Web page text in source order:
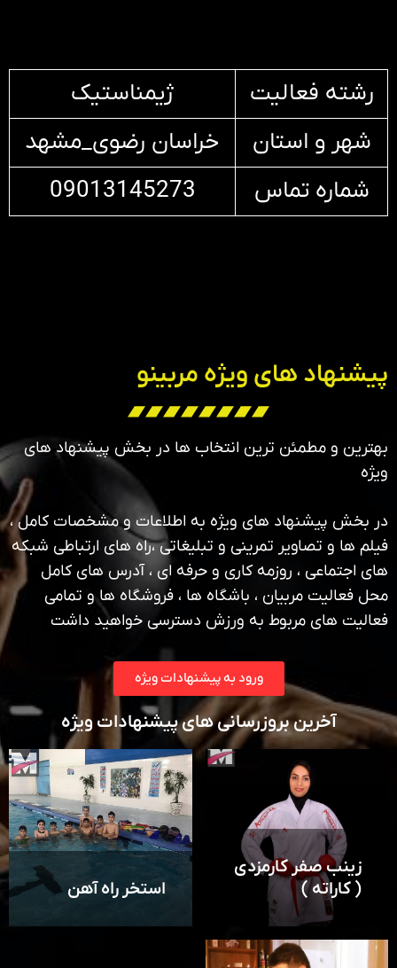
رشته فعالیت
ژیمناستیک
شهر و استان
خراسان رضوی_مشهد
شماره تماس
09013145273
پیشنهاد های ویژه مربینو
بهترین و مطمئن ترین انتخاب ها در بخش پیشنهاد های
ویژه
در بخش پیشنهاد های ویژه به اطلاعات و مشخصات کامل ،
فیلم ها و تصاویر تمرینی و تبلیغاتی ،راه های ارتباطی شبکه
های اجتماعی ، روزمه کاری و حرفه ای ، آدرس های کامل
محل فعالیت مربیان ، باشگاه ها ، فروشگاه ها و تمامی
فعالیت های مربوط به ورزش دسترسی خواهید داشت
ورود به پیشنهادات ویژه
آخرین بروزرسانی های پیشنهادات ویژه
زینب صفر کارمزدی
( کاراته )
استخر راه آهن